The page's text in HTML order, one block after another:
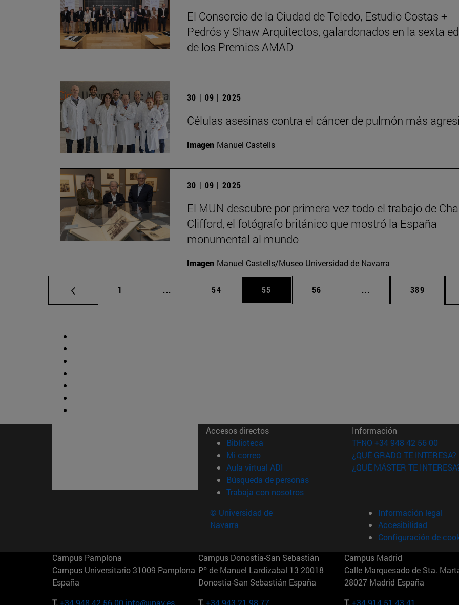
El Consorcio de la Ciudad de Toledo, Estudio Costas +
Pedrós y Shaw Arquitectos, galardonados en la sexta
de los Premios AMAD
30 | 09 | 2025
Células asesinas contra el cáncer de pulmón más
Imagen Manuel Castells
30 | 09 | 2025
El MUN descubre por primera vez todo el trabajo de
Clifford, el fotógrafo británico que mostró la España
monumental al mundo
Imagen Manuel Castells/Museo Universidad de Navarra
Página
1 ... Páginas intermedias Use TAB para desplazarse.
Página
54 Página
55 Página
56 ... Páginas intermedias
Página
389
Accesos directos
Biblioteca (abre en nueva ventana)
Mi correo(abre en nueva ventana)
Aula virtual ADI (abre en nueva ventana)
Búsqueda de personas(abre en nueva ventana)
Trabaja con nosotros(abre en nueva ventana)
Información
TFNO +34 948 42 56 00
¿QUÉ GRADO TE INTERESA?
¿QUÉ MÁSTER TE
© Universidad de
Navarra
Información legal
Accesibilidad
Configuración de
Campus Pamplona
Campus Universitario 31009 Pamplona
España
T. +34 948 42 56 00 info@unav.es
Campus Donostia-San Sebastián
Pº de Manuel Lardizabal 13 20018
Donostia-San Sebastián España
T. +34 943 21 98 77
Campus Madrid
Calle Marquesado de Sta.
28027 Madrid España
T. +34 914 51 43 41